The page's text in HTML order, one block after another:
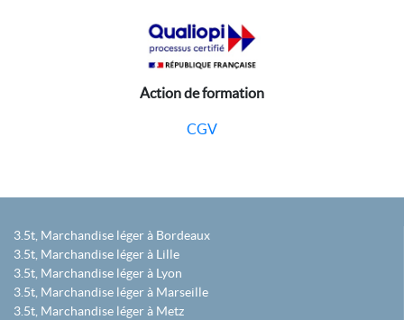
Action de formation
CGV
3.5t, Marchandise léger à Bordeaux
3.5t, Marchandise léger à Lille
3.5t, Marchandise léger à Lyon
3.5t, Marchandise léger à Marseille
3.5t, Marchandise léger à Metz